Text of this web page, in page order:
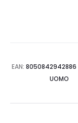
EAN: 8050842942886
UOMO